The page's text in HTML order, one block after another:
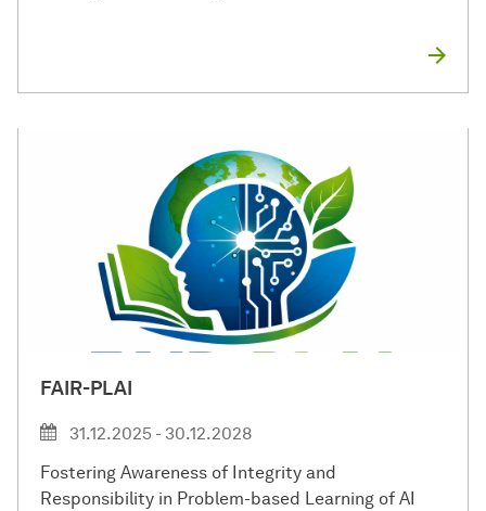
FAIR-PLAI
31.12.2025 - 30.12.2028
Fostering Awareness of Integrity and
Responsibility in Problem-based Learning of AI